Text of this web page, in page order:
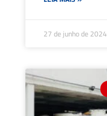
27 de junho de 2024